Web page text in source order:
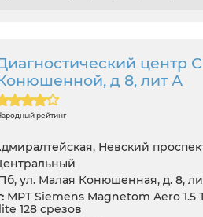
центр
д 8, лит А
рейтинг
Невский
ул. Малая Конюшенная, д. 8,
МРТ Siemens Magnetom Aero 1.5
128 срезов